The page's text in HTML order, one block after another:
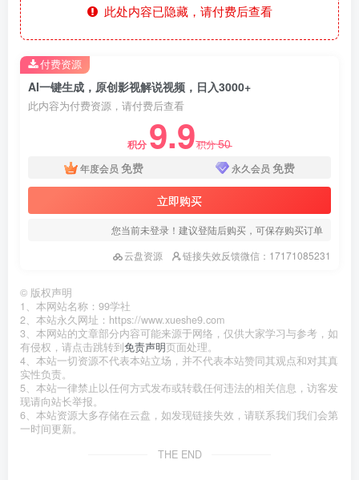
此处内容已隐藏，请付费后查看
AI一键生成，原创影视解说视频，日入3000+
此内容为付费资源，请付费后查看
积分 9.9积分50
年度会员 免费 永久会员 免费
立即购买
您当前未登录！建议登陆后购买，可保存购买订单
云盘资源
链接失效反馈微信：17171085231
付费资源
© 版权声明
1、本网站名称：99学社
2、本站永久网址：https://www.xueshe9.com
3、本网站的文章部分内容可能来源于网络，仅供大家学习与参考，如
有侵权，请点击跳转到免责声明页面处理。
4、本站一切资源不代表本站立场，并不代表本站赞同其观点和对其真
实性负责。
5、本站一律禁止以任何方式发布或转载任何违法的相关信息，访客发
现请向站长举报。
6、本站资源大多存储在云盘，如发现链接失效，请联系我们我们会第
一时间更新。
THE END